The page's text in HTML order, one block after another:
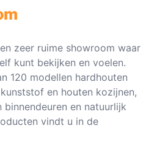
zeer ruime showroom waar
kunt bekijken en voelen.
120 modellen hardhouten
en houten kozijnen,
en natuurlijk
vindt u in de